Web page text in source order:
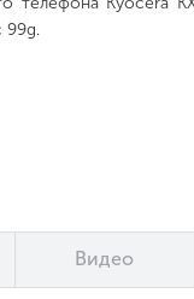
99g.
Видео